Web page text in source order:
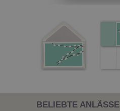
BELIEBTE ANLÄSSE